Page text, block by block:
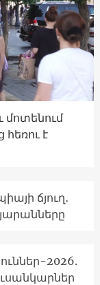
մոտենում
հեռու է
ճյուղ․
2026.